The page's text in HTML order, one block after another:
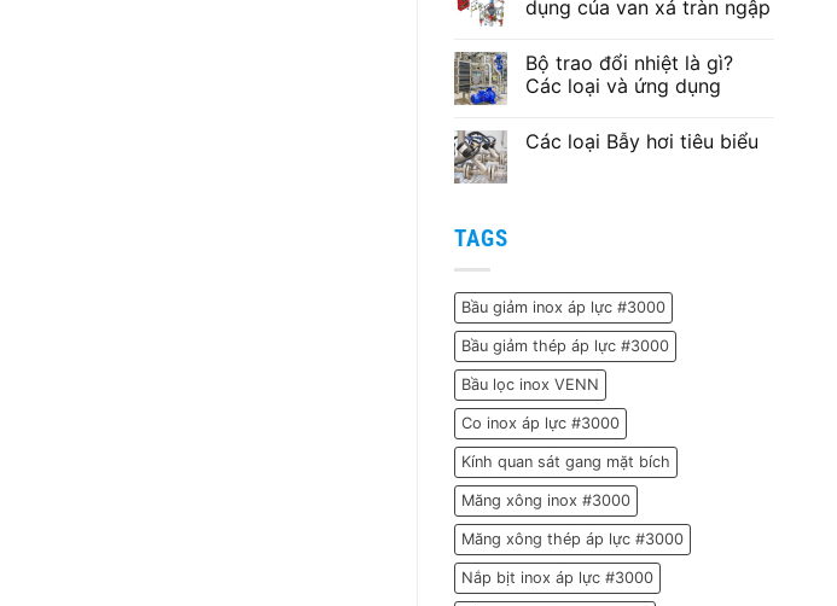
dụng của van xả tràn ngập
bình
luận
ở
tràn
Bộ trao đổi nhiệt là gì?
Các loại và ứng dụng
bình
loại
và
ứng
dụng
Các loại Bẫy hơi tiêu biểu
hơi
tiêu
biểu
TAGS
Bầu giảm inox áp lực #3000
Bầu giảm thép áp lực #3000
Bầu lọc inox VENN
Co inox áp lực #3000
Kính quan sát gang mặt bích
Măng xông inox #3000
Măng xông thép áp lực #3000
Nắp bịt inox áp lực #3000